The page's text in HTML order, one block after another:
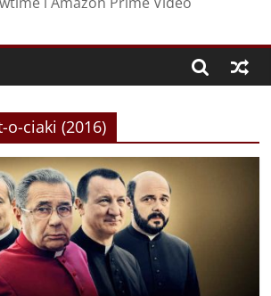
o-ciaki (2016)